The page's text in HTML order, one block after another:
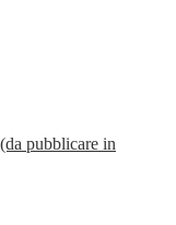
pubblicare in